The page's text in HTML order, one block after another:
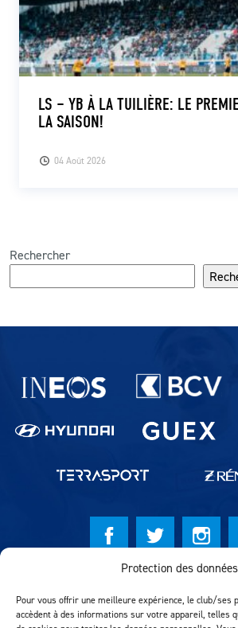
Protection des données
Pour vous offrir une meilleure expérience, le club/ses
accèdent à des informations sur votre appareil, telles
04 Août 2026
LS – YB À LA TUILIÈRE: LE
LA SAISON!
Rechercher
Partenaires du lausanne-Sport
Réalisation MTM Agency